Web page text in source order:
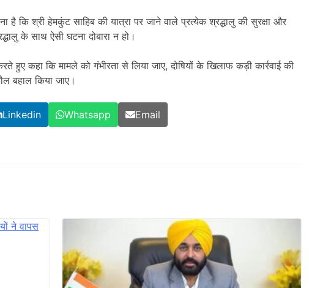
है कि श्री हेमकुंट साहिब की यात्रा पर जाने वाले प्रत्येक श्रद्धालु की सुरक्षा और
के साथ ऐसी घटना दोबारा न हो।
कहा कि मामले को गंभीरता से लिया जाए, दोषियों के खिलाफ कड़ी कार्रवाई की
बहाल किया जाए।
Linkedin Whatsapp Email